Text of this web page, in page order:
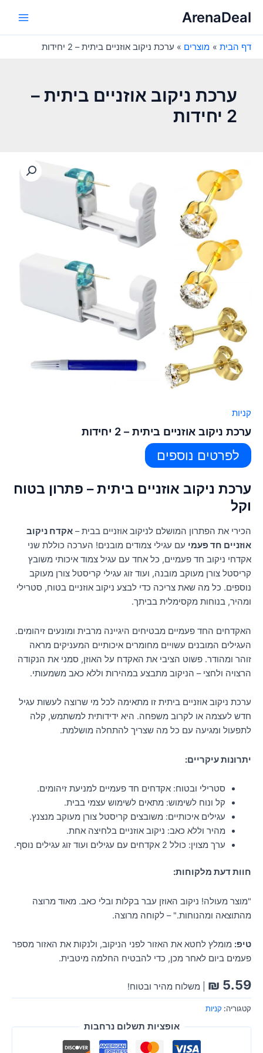
לתוכןArenaDeal
דף הבית מוצרים ערכת ניקוב אוזניים ביתית – 2 יחידות
ערכת ניקוב אוזניים ביתית –
2 יחידות
קניות
ערכת ניקוב אוזניים ביתית – 2 יחידות
לפרטים נוספים
ערכת ניקוב אוזניים ביתית – פתרון בטוח
וקל
הכירי את הפתרון המושלם לניקוב אוזניים בבית – אקדח ניקוב
אוזניים חד פעמי עם עגילי צמודים מובנים! הערכה כוללת שני
אקדחי ניקוב חד פעמיים, כל אחד עם עגיל צמוד איכותי משובץ
קריסטל צורן מעוקב מובנה, ועוד זוג עגילי קריסטל צורן מעוקב
נוספים. כל מה שאת צריכה כדי לבצע ניקוב אוזניים בטוח, סטרילי
ומהיר, בנוחות מקסימלית בביתך.
האקדחים החד פעמיים מבטיחים היגיינה מרבית ומונעים זיהומים.
העגילים המובנים עשויים מחומרים איכותיים המעניקים מראה
זוהר ומהודר. פשוט הציבי את האקדח על האוזן, סמני את הנקודה
הרצויה ולחצי – הניקוב מתבצע במהירות וללא כאב משמעותי.
ערכת ניקוב אוזניים ביתית זו מתאימה לכל מי שרוצה לעשות עגיל
חדש לעצמה או לקרוב משפחה. היא ידידותית למשתמש, קלה
לתפעול ומגיעה עם כל מה שצריך להתחלה מושלמת.
יתרונות עיקריים:
סטרילי ובטוח: אקדחים חד פעמיים למניעת זיהומים.
קל ונוח לשימוש: מתאים לשימוש עצמי בבית.
עגילים איכותיים: משובצים קריסטל צורן מעוקב מנצנץ.
מהיר וללא כאב: ניקוב אוזניים בלחיצה אחת.
ערך מצוין: כולל 2 אקדחים עם עגילים ועוד זוג עגילים נוסף.
חוות דעת מלקוחות:
"מוצר מעולה! ניקוב האוזן עבר בקלות ובלי כאב. מאוד מרוצה
מהתוצאה ומהנוחות." – לקוחה מרוצה.
טיפ: מומלץ לחטא את האזור לפני הניקוב, ולנקות את האזור מספר
פעמים ביום לאחר מכן, כדי להבטיח החלמה מיטבית.
₪ 5.59 | משלוח מהיר ובטוח!
קטגוריה: קניות
אופציות תשלום נרחבות